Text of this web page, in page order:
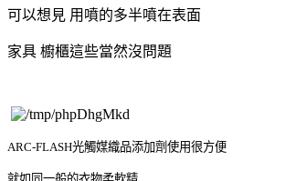
可以想見 用噴的多半噴在表面
家具 櫥櫃這些當然沒問題
ARC-FLASH光觸媒織品添加劑使用很方便